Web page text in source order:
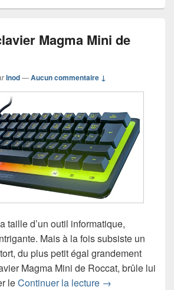
Magma Mini de
Inod—Aucun commentaire ↓
taille d’un outil informatique,
Mais à la fois subsiste un
du plus petit égal grandement
Magma Mini de Roccat, brûle lui
leContinuer la lecture Chronique
→